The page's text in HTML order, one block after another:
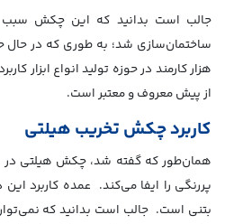
جالب است بدانید که این چکش
هزار کارمند در حوزه تولید انواع ابزار
از پیش معروف و معتبر است.
کاربرد چکش تخریب هیلتی
همان‌طور که گفته شد، چکش هیلتی
پررنگی را ایفا می‌کند. عمده کاربرد
بتنی است. جالب است بدانید که